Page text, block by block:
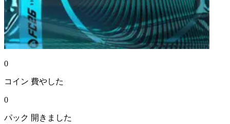
0
コイン 費やした
0
パック 開きました